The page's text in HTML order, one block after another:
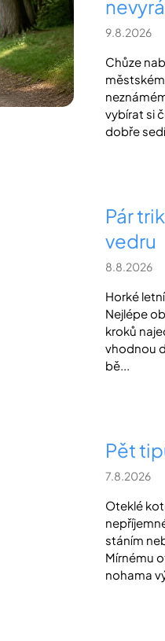
9.8.2026
Chůze
vybírat si
dobře
Pár
vedru
8.8.2026
Horké
Nejlépe
kroků
vhodnou
bě...
Pět
7.8.2026
Oteklé
stáním
Mírnému
nohama